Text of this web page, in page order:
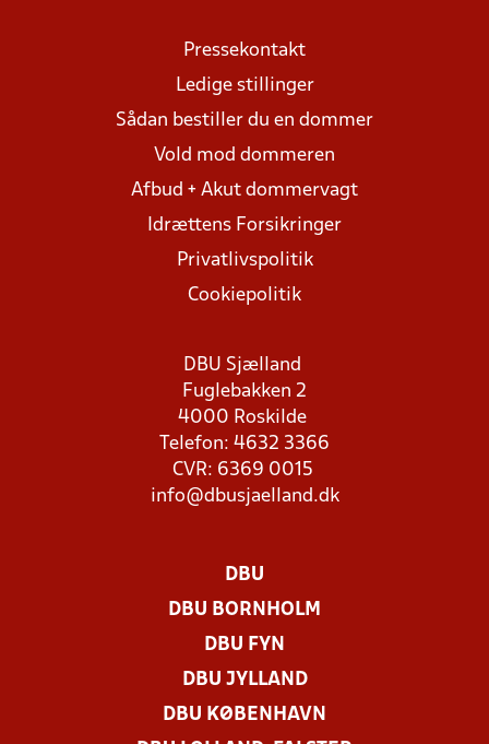
Pressekontakt
Ledige stillinger
Sådan bestiller du en dommer
Vold mod dommeren
Afbud + Akut dommervagt
Idrættens Forsikringer
Privatlivspolitik
Cookiepolitik
DBU Sjælland
Fuglebakken 2
4000 Roskilde
Telefon: 4632 3366
CVR: 6369 0015
info@dbusjaelland.dk
DBU
DBU BORNHOLM
DBU FYN
DBU JYLLAND
DBU KØBENHAVN